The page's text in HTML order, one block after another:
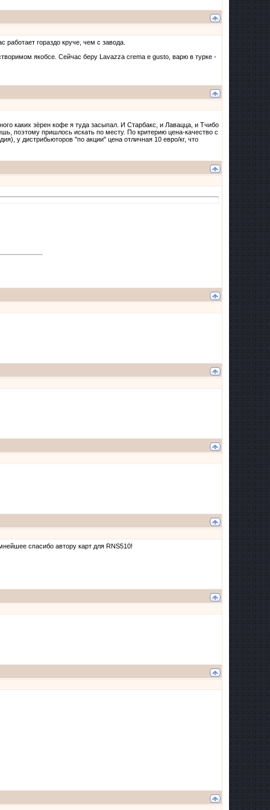
гораздо круче, чем с завода.
якобсе. Сейчас беру Lavazza crema e gusto, варю в турке -
каких зёрен кофе я туда засыпал. И Старбакс, и Лавацца, и Тчибо
поэтому пришлось искать по месту. По критерию цена-качество с
у дистрибьюторов "по акции" цена отличная 10 евро/кг, что
спасибо автору карт для RNS510!